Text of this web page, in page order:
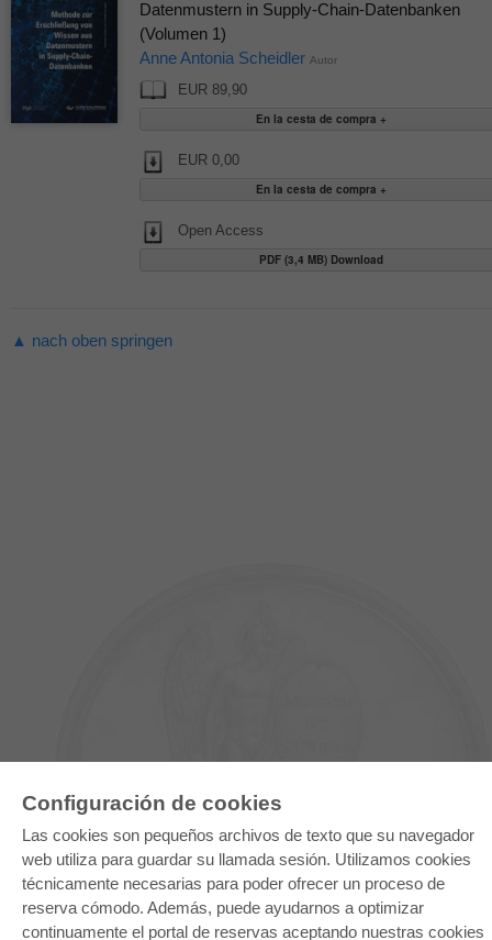
Configuración de cookies
Las cookies son pequeños archivos de texto que su navegador
web utiliza para guardar su llamada sesión. Utilizamos cookies
técnicamente necesarias para poder ofrecer un proceso de
reserva cómodo. Además, puede ayudarnos a optimizar
continuamente el portal de reservas aceptando nuestras cookies
Datenmustern in Supply-Chain-Datenbanken
(Volumen 1)
Anne Antonia Scheidler Autor
EUR 89,90
EUR 0,00
Open Access
PDF (3,4 MB) Download
▲ nach oben springen
E-COLLECTION
Paquete de especialidades
Pick & Choose
Preguntas mas frequentes(FAQ)